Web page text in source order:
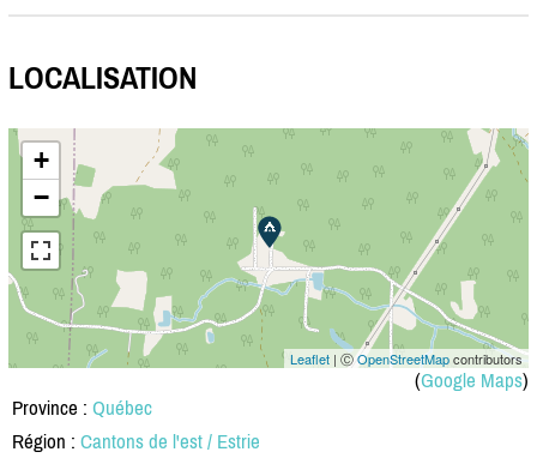
LOCALISATION
+
−
Leaflet | ⒸOpenStreetMapcontributors
(Google Maps)
Province : Québec
Région : Cantons de l'est / Estrie